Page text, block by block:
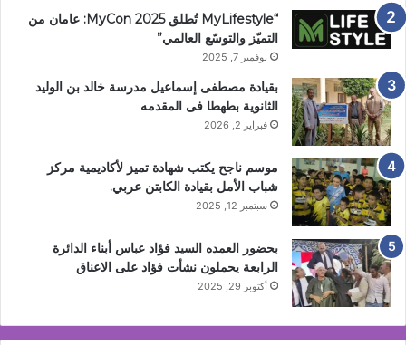
“MyLifestyle تُطلق MyCon 2025: عامان من
التميّز والتوسّع العالمي”
نوفمبر 7, 2025
بقيادة مصطفى إسماعيل مدرسة خالد بن الوليد
الثانوية بطهطا فى المقدمه
فبراير 2, 2026
موسم ناجح يكتب شهادة تميز لأكاديمية مركز
شباب الأمل بقيادة الكابتن عربي.
سبتمبر 12, 2025
بحضور العمده السيد فؤاد عباس أبناء الدائرة
الرابعة يحملون نشأت فؤاد على الاعناق
أكتوبر 29, 2025